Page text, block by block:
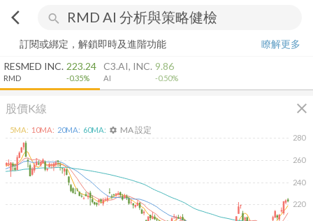
arrow_back_ios search
訂閱或綁定，解鎖即時及進階功能
瞭解更多
RESMED INC.
RMD
223.24
-0.35%
C3.AI, INC.
AI
9.86
-0.50%
股價K線 close
220
240
260
280
5MA: 10MA: 20MA: 60MA: settings MA 設定